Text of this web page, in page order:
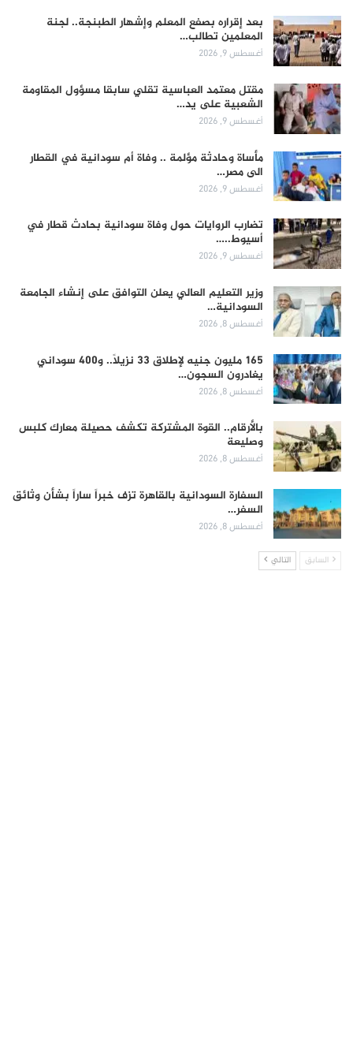
بعد إقراره بصفع المعلم وإشهار الطبنجة.. لجنة
المعلمين تطالب…
أغسطس 9, 2026
مقتل معتمد العباسية تقلي سابقا مسؤول المقاومة
الشعبية على يد…
أغسطس 9, 2026
مأساة وحادثة مؤلمة .. وفاة أم سودانية في القطار
الى مصر…
أغسطس 9, 2026
تضارب الروايات حول وفاة سودانية بحادث قطار في
أسيوط..…
أغسطس 9, 2026
وزير التعليم العالي يعلن التوافق على إنشاء الجامعة
السودانية…
أغسطس 8, 2026
165 مليون جنيه لإطلاق 33 نزيلاً.. و400 سوداني
يغادرون السجون…
أغسطس 8, 2026
بالأرقام.. القوة المشتركة تكشف حصيلة معارك كلبس
وصليعة
أغسطس 8, 2026
السفارة السودانية بالقاهرة تزف خبراً ساراً بشأن وثائق
السفر…
أغسطس 8, 2026
السابق التالي